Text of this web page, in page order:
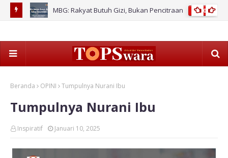
MBG: Rakyat Butuh Gizi, Bukan Pencitraan 2026
Beranda OPINI Tumpulnya Nurani Ibu
Tumpulnya Nurani Ibu
Inspiratif Januari 10, 2025